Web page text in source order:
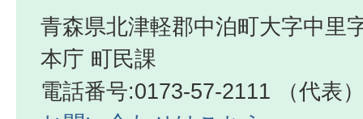
青森県北津軽郡中泊町大字中里
本庁 町民課
電話番号:0173-57-2111 （代表